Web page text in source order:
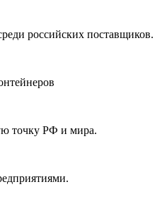
российских поставщиков.
точку РФ и мира.